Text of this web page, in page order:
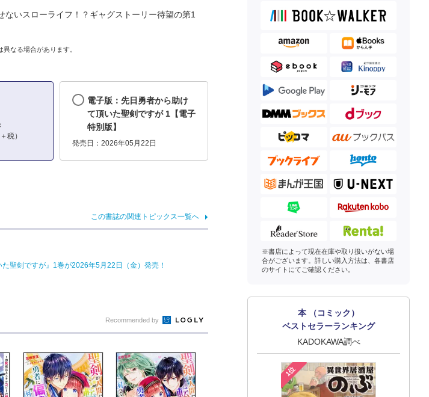
ないスローライフ！？ギャグストーリー待望の第1
なる場合があります。
税）
電子版：先日勇者から助け
て頂いた聖剣ですが 1【電子
特別版】
発売日：2026年05月22日
この書誌の関連トピックス一覧へ
聖剣ですが』1巻が2026年5月22日（金）発売！
※書店によって現在在庫や取り扱いがない場
合がございます。詳しい購入方法は、各書店
のサイトにてご確認ください。
本 （コミック）
ベストセラーランキング
KADOKAWA調べ
1位
Recommended by